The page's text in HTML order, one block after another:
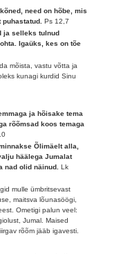
need on hõbe, mis
puhastatud.Ps 12,7
ja selleks tulnud
Igaüks, kes on tõe
mõista, vastu võtta ja
kunagi kurdid Sinu
ja hõisake tema
rõõmsad koos temaga
Õlimäelt alla,
häälega Jumalat
nad olid näinud.Lk
mulle ümbritsevast
maitsva lõunasöögi,
Ometigi palun veel:
Jumal. Maised
rõõm jääb igavesti.